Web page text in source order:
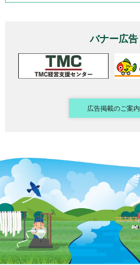
バナー広告
広告掲載のご案内